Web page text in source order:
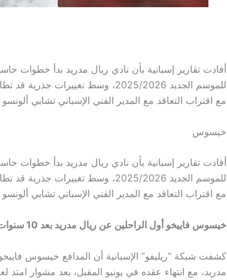
أفادت تقارير إسبانية بأن نادي ريال مدريد بدأ خطوات
للموسم الجديد 2025/2026، وسط
مع اقتراب التعاقد مع المدير الفني الإسباني تشابي
خيسوس
أفادت تقارير إسبانية بأن نادي ريال مدريد بدأ خطوات
للموسم الجديد 2025/2026، وسط
مع اقتراب التعاقد مع المدير الفني الإسباني تشابي
خيسوس فاييخو أول الراحلين عن ريال مدريد بعد 10 سنوات
كشفت شبكة “ريليفو” الإسبانية أن المدافع خيسوس
مدريد، مع انتهاء عقده في يونيو المقبل، بعد مشوار